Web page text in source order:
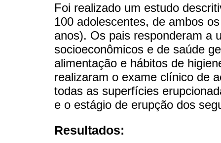
Foi realizado um estudo
100 adolescentes, de ambos
anos). Os pais responderam a
socioeconômicos e de saúde
alimentação e hábitos de
realizaram o exame clínico de
todas as superfícies
e o estágio de erupção dos
Resultados: